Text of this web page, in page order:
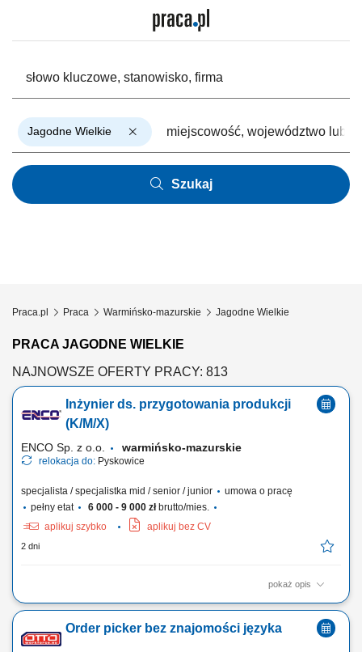
Jagodne Wielkie
Szukaj
Praca.pl Praca Warmińsko-mazurskie Jagodne Wielkie
PRACA JAGODNE WIELKIE
NAJNOWSZE OFERTY PRACY: 813
Inżynier ds. przygotowania produkcji
(K/M/X)
ENCO Sp. z o.o. warmińsko-mazurskie
relokacja do: Pyskowice
specjalista / specjalistka mid / senior / junior
umowa o pracę
pełny etat
6 000 - 9 000 złbrutto/mies.
aplikuj szybko
aplikuj bez CV
2 dni
pokaż opis
Opis stanowiska Przygotowanie dokumentacji do akceptacji klienta,
Sprawdzanie zleceń produkcyjnych pod kątem kompletności informacji
koniecznych do realizacji zlecenia; Dokonywanie niezbędnych
Order picker bez znajomości języka